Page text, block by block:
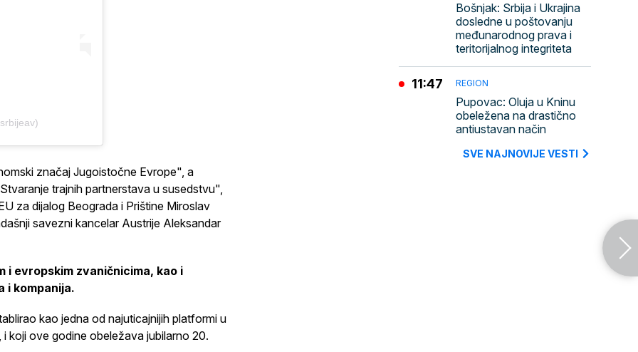
značaj Jugoistočne Evrope", a
trajnih partnerstava u susedstvu",
za dijalog Beograda i Prištine Miroslav
savezni kancelar Austrije Aleksandar
i evropskim zvaničnicima, kao i
i kompanija.
kao jedna od najuticajnijih platformi u
koji ove godine obeležava jubilarno 20.
Bošnjak: Srbija i Ukrajina
dosledne u poštovanju
međunarodnog prava i
teritorijalnog integriteta
REGION
Pupovac: Oluja u Kninu
obeležena na drastično
antiustavan način
11:47
SVE NAJNOVIJE VESTI